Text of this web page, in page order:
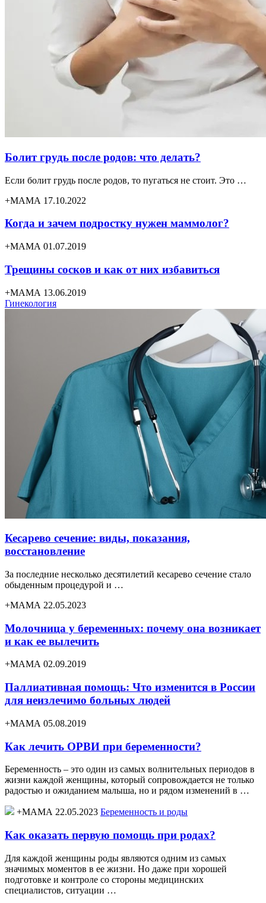
Болит грудь после родов: что делать?
Если болит грудь после родов, то пугаться не стоит. Это …
+МАМА 17.10.2022
Когда и зачем подростку нужен маммолог?
+МАМА 01.07.2019
Трещины сосков и как от них избавиться
+МАМА 13.06.2019
Гинекология
Кесарево сечение: виды, показания,
восстановление
За последние несколько десятилетий кесарево сечение стало
обыденным процедурой и …
+МАМА 22.05.2023
Молочница у беременных: почему она возникает
и как ее вылечить
+МАМА 02.09.2019
Паллиативная помощь: Что изменится в России
для неизлечимо больных людей
+МАМА 05.08.2019
Как лечить ОРВИ при беременности?
Беременность – это один из самых волнительных периодов в
жизни каждой женщины, который сопровождается не только
радостью и ожиданием малыша, но и рядом изменений в …
+МАМА 22.05.2023 Беременность и роды
Как оказать первую помощь при родах?
Для каждой женщины роды являются одним из самых
значимых моментов в ее жизни. Но даже при хорошей
подготовке и контроле со стороны медицинских
специалистов, ситуации …